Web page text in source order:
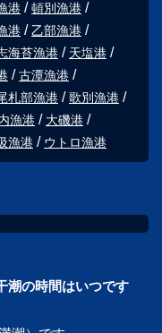
港
頓別漁港
港
乙部漁港
海苔漁港
天塩港
古潭漁港
札部漁港
歌別漁港
漁港
大磯港
漁港 ウトロ漁港
潮の時間はいつです